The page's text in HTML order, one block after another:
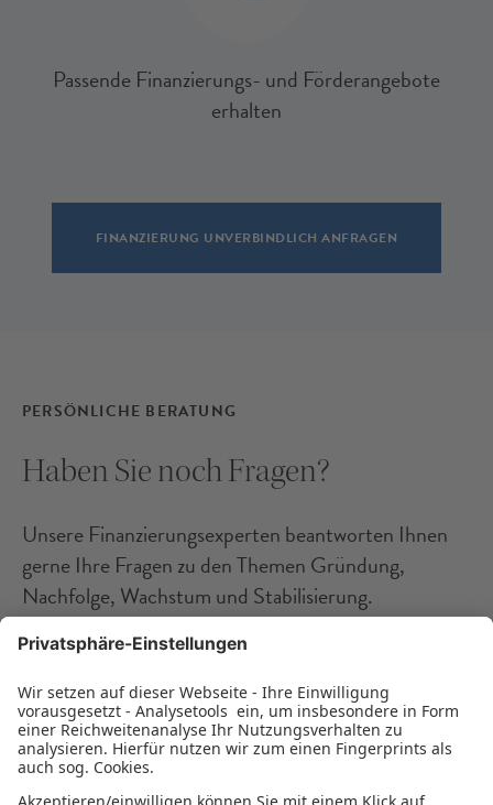
Passende Finanzierungs- und Förderangebote
erhalten
FINANZIERUNG UNVERBINDLICH ANFRAGEN
PERSÖNLICHE BERATUNG
Haben Sie noch Fragen?
Unsere Finanzierungsexperten beantworten Ihnen
gerne Ihre Fragen zu den Themen Gründung,
Nachfolge, Wachstum und Stabilisierung.
BERATUNG VEREINBAREN
Mo bis Do: 09:00 - 16:00 Uhr